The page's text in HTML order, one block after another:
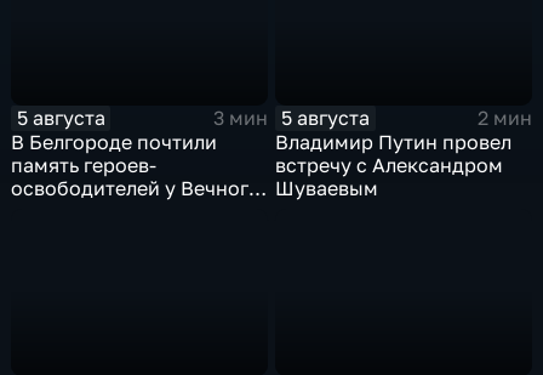
5 августа
3 мин
В Белгороде почтили
память героев-
освободителей у Вечного
5 августа
2 мин
Владимир Путин провел
встречу с Александром
Шуваевым